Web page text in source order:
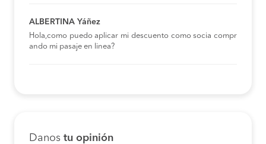
ALBERTINA Yáñez
Hola,como puedo aplicar mi descuento como socia compr
ando mi pasaje en linea?
Danos tu opinión